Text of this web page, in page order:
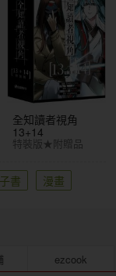
全知讀者視角
13+14
特裝版★附贈品
書 漫畫
ezcook